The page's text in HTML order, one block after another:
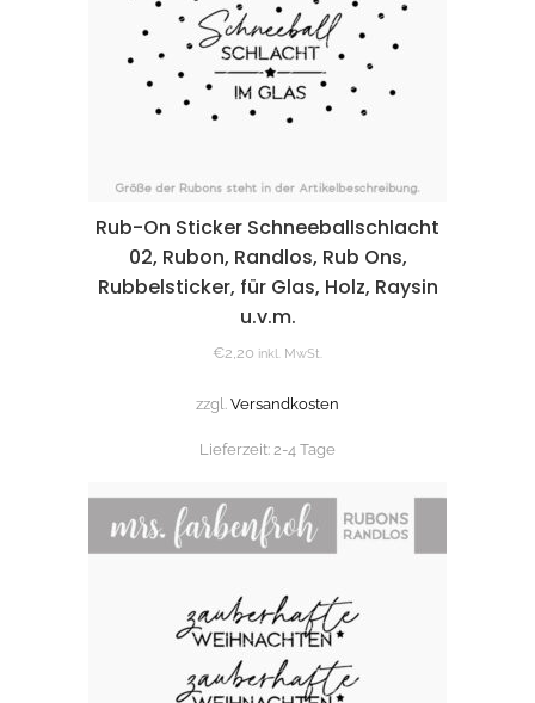
Rub-On Sticker Schneeballschlacht
02, Rubon, Randlos, Rub Ons,
Rubbelsticker, für Glas, Holz, Raysin
u.v.m.
€2,20 inkl. MwSt.
zzgl. Versandkosten
Lieferzeit: 2-4 Tage